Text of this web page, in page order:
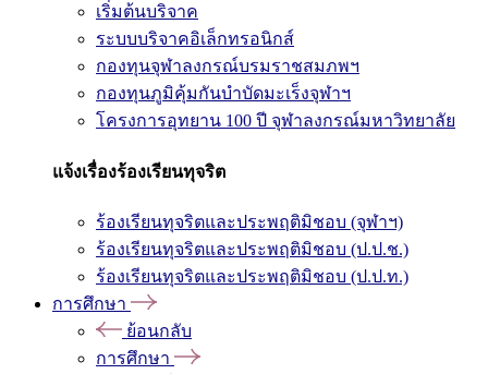
เริ่มต้นบริจาค
ระบบบริจาคอิเล็กทรอนิกส์
กองทุนจุฬาลงกรณ์บรมราชสมภพฯ
กองทุนภูมิคุ้มกันบำบัดมะเร็งจุฬาฯ
โครงการอุทยาน 100 ปี จุฬาลงกรณ์มหาวิทยาลัย
แจ้งเรื่องร้องเรียนทุจริต
ร้องเรียนทุจริตและประพฤติมิชอบ (จุฬาฯ)
ร้องเรียนทุจริตและประพฤติมิชอบ (ป.ป.ช.)
ร้องเรียนทุจริตและประพฤติมิชอบ (ป.ป.ท.)
การศึกษา
ย้อนกลับ
การศึกษา